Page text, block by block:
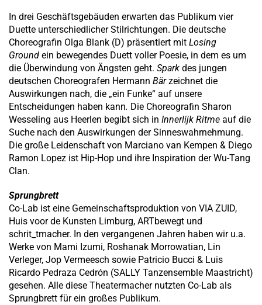
In drei Geschäftsgebäuden erwarten das Publikum vier
Duette unterschiedlicher Stilrichtungen. Die deutsche
Choreografin Olga Blank (D) präsentiert mit Losing
Ground ein bewegendes Duett voller Poesie, in dem es um
die Überwindung von Ängsten geht. Spark des jungen
deutschen Choreografen Hermann Bärzeichnet die
Auswirkungen nach, die „ein Funke“ auf unsere
Entscheidungen haben kann. Die Choreografin Sharon
Wesseling aus Heerlen begibt sich in Innerlijk Ritme auf die
Suche nach den Auswirkungen der Sinneswahrnehmung.
Die große Leidenschaft von Marciano van Kempen & Diego
Ramon Lopez ist Hip-Hop und ihre Inspiration der Wu-Tang
Clan.
Sprungbrett
Co-Lab ist eine Gemeinschaftsproduktion von VIA ZUID,
Huis voor de Kunsten Limburg, ARTbewegt und
schrit_tmacher. In den vergangenen Jahren haben wir u.a.
Werke von Mami Izumi, Roshanak Morrowatian, Lin
Verleger, Jop Vermeesch sowie Patricio Bucci & Luis
Ricardo Pedraza Cedrón (SALLY Tanzensemble Maastricht)
gesehen. Alle diese Theatermacher nutzten Co-Lab als
Sprungbrett für ein großes Publikum.